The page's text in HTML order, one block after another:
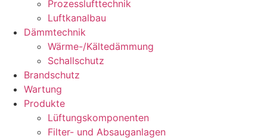
Prozesslufttechnik
Luftkanalbau
Dämmtechnik
Wärme-/Kältedämmung
Schallschutz
Brandschutz
Wartung
Produkte
Lüftungskomponenten
Filter- und Absauganlagen